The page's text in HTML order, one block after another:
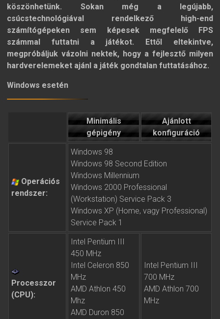
köszönhetünk. Sokan még a legújabb,
csúcstechnológiával rendelkező high-end
számítógépeken sem képesek megfelelő FPS
számmal futtatni a játékot. Ettől eltekintve,
megpróbáljuk vázolni nektek, hogy a fejlesztő milyen
hardverelemeket ajánl a játék gondtalan futtatásához.
Windows esetén
Minimális
gépigény
Ajánlott
konfiguráció
Operációs
rendszer:
Windows 98
Windows 98 Second Edition
Windows Millennium
Windows 2000 Professional
(Workstation) Service Pack 3
Windows XP (Home, vagy Professional)
Service Pack 1
Processzor
(CPU):
Intel Pentium III
450 MHz
Intel Celeron 850
MHz
AMD Athlon 450
Mhz
AMD Duron 850
Intel Pentium III
700 MHz
AMD Athlon 700
MHz